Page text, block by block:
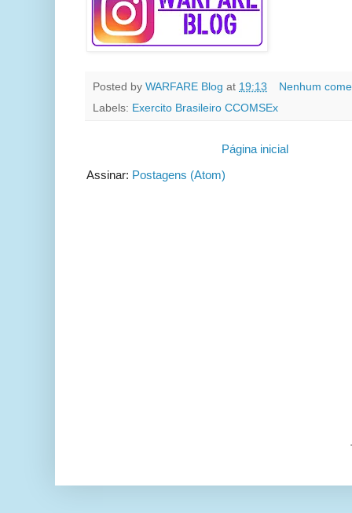
Posted by WARFARE Blog at 19:13
Nenhum
Labels: Exercito Brasileiro CCOMSEx
Página inicial
Assinar: Postagens (Atom)